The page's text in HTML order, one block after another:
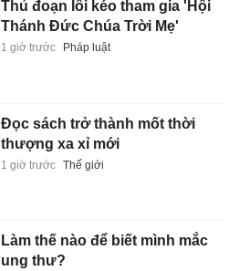
Thủ đoạn lôi kéo tham gia 'Hội
Thánh Đức Chúa Trời Mẹ'
1 giờ trước Pháp luật
Đọc sách trở thành mốt thời
thượng xa xỉ mới
1 giờ trước Thế giới
Làm thế nào để biết mình mắc
ung thư?